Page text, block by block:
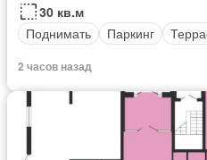
30 кв.м
Поднимать
Паркинг
2 часов назад